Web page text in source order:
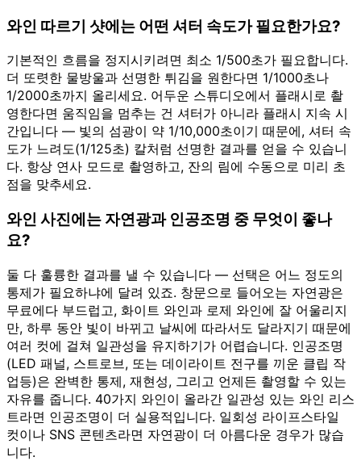
와인 따르기 샷에는 어떤 셔터 속도가 필요한가요?
기본적인 흐름을 정지시키려면 최소 1/500초가 필요합니다.
더 또렷한 물방울과 선명한 튀김을 원한다면 1/1000초나
1/2000초까지 올리세요. 어두운 스튜디오에서 플래시로 촬
영한다면 움직임을 멈추는 건 셔터가 아니라 플래시 지속 시
간입니다 — 빛의 섬광이 약 1/10,000초이기 때문에, 셔터 속
도가 느려도(1/125초) 칼처럼 선명한 결과를 얻을 수 있습니
다. 항상 연사 모드로 촬영하고, 잔의 림에 수동으로 미리 초
점을 맞추세요.
와인 사진에는 자연광과 인공조명 중 무엇이 좋나
요?
둘 다 훌륭한 결과를 낼 수 있습니다 — 선택은 어느 정도의
통제가 필요하냐에 달려 있죠. 창문으로 들어오는 자연광은
무료에다 부드럽고, 화이트 와인과 로제 와인에 잘 어울리지
만, 하루 동안 빛이 바뀌고 날씨에 따라서도 달라지기 때문에
여러 컷에 걸쳐 일관성을 유지하기가 어렵습니다. 인공조명
(LED 패널, 스트로브, 또는 데이라이트 전구를 끼운 클립 작
업등)은 완벽한 통제, 재현성, 그리고 언제든 촬영할 수 있는
자유를 줍니다. 40가지 와인이 올라간 일관성 있는 와인 리스
트라면 인공조명이 더 실용적입니다. 일회성 라이프스타일
컷이나 SNS 콘텐츠라면 자연광이 더 아름다운 경우가 많습
니다.